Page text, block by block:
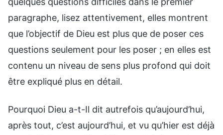
paragraphe, lisez attentivement, elles montrent
que l’objectif de Dieu est plus que de poser ces
questions seulement pour les poser ; en elles est
contenu un niveau de sens plus profond qui doit
être expliqué plus en détail.
Pourquoi Dieu a-t-Il dit autrefois qu’aujourd’hui,
après tout, c’est aujourd’hui, et vu qu’hier est déjà